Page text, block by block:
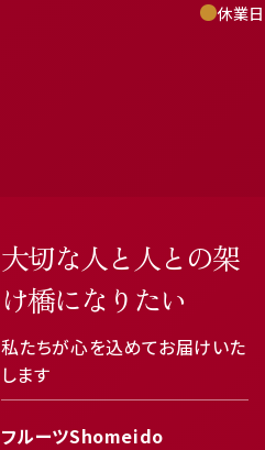
休業日
大切な人と人との架
け橋になりたい
私たちが心を込めてお届けいた
します
フルーツShomeido